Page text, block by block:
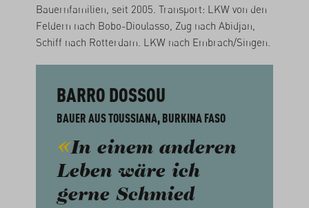
Bauernfamilien, seit 2005. Transport: LKW von den
Feldern nach Bobo-Dioulasso, Zug nach Abidjan,
Schiff nach Rotterdam. LKW nach Embrach/Singen.
BARRO DOSSOU
BAUER AUS TOUSSIANA, BURKINA FASO
In einem anderen
Leben wäre ich
gerne Schmied